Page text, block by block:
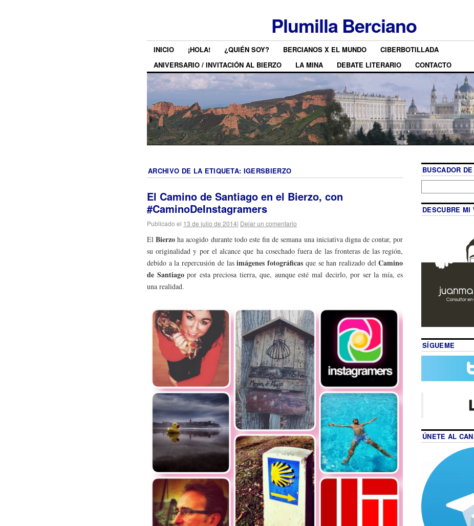
Plumilla Berciano
INICIO ¡HOLA! ¿QUIÉN SOY? BERCIANOS X EL MUNDO
CIBERBOTILLADA
ANIVERSARIO / INVITACIÓN AL BIERZO
LA MINA DEBATE LITERARIO CONTACTO
ARCHIVO DE LA ETIQUETA: IGERSBIERZO
El Camino de Santiago en el Bierzo, con
#CaminoDeInstagramers
Publicado el 13 de julio de 2014| Dejar un comentario
ElBierzo ha acogido durante todo este fin de semana una iniciativa digna de contar, por
su originalidad y por el alcance que ha cosechado fuera de las fronteras de las región,
debido a la repercusión de lasimágenes fotográficas que se han realizado delCamino
de Santiagopor esta preciosa tierra, que, aunque esté mal decirlo, por ser la mía, es
una realidad.
BUSCADOR
DESCUBRE MI
SÍGUEME
ÚNETE AL